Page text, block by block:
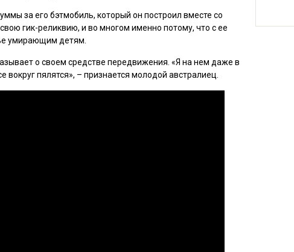
за его бэтмобиль, который он построил вместе со
гик-реликвию, и во многом именно потому, что с ее
умирающим детям.
о своем средстве передвижения. «Я на нем даже в
пялятся», – признается молодой австралиец.